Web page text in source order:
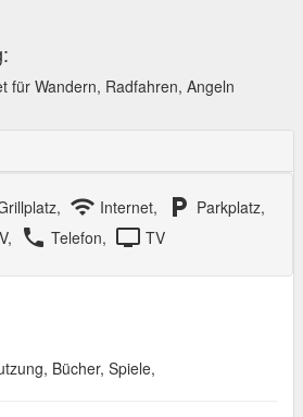
für Wandern, Radfahren, Angeln
wifi Internet, local_parking Parkplatz,
local_phone Telefon, tv TV
Bücher, Spiele,